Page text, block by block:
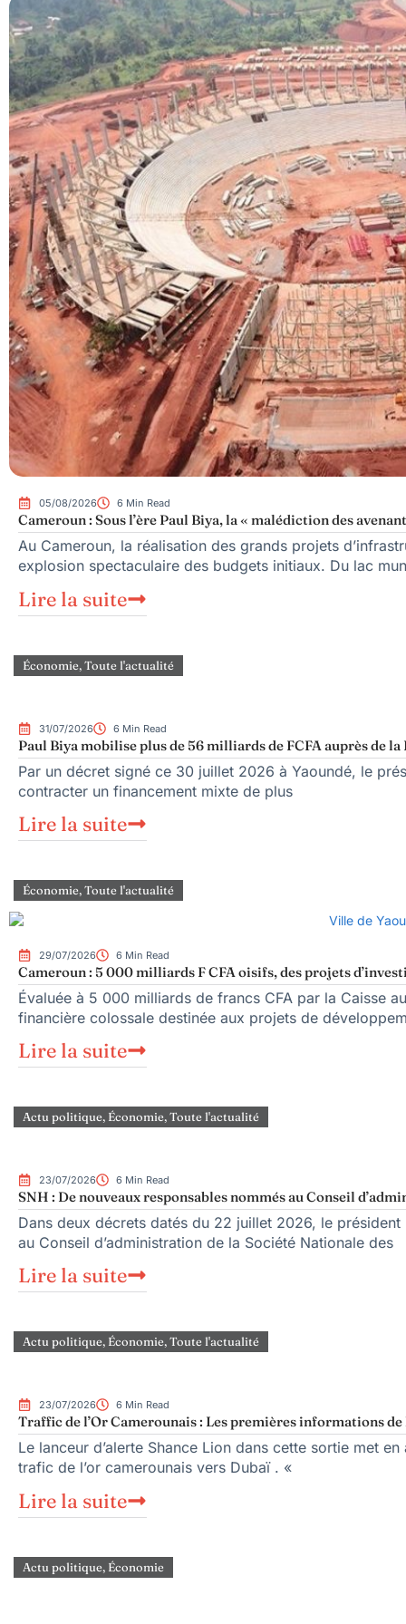
05/08/2026 6 Min Read
Cameroun : Sous l’ère Paul Biya, la « malédiction des
Au Cameroun, la réalisation des grands projets
explosion spectaculaire des budgets initiaux. Du lac
Lire la suite
Économie,Toute l'actualité
31/07/2026 6 Min Read
Paul Biya mobilise plus de 56 milliards de FCFA auprès de
Par un décret signé ce 30 juillet 2026 à Yaoundé, le
contracter un financement mixte de plus
Lire la suite
Économie,Toute l'actualité
29/07/2026 6 Min Read
Cameroun : 5 000 milliards F CFA oisifs, des projets
Évaluée à 5 000 milliards de francs CFA par la Caisse
financière colossale destinée aux projets de
Lire la suite
Actu politique, Économie,Toute l'actualité
23/07/2026 6 Min Read
SNH : De nouveaux responsables nommés au Conseil
Dans deux décrets datés du 22 juillet 2026, le
au Conseil d’administration de la Société Nationale des
Lire la suite
Actu politique, Économie,Toute l'actualité
23/07/2026 6 Min Read
Traffic de l’Or Camerounais : Les premières informations de
Le lanceur d’alerte Shance Lion dans cette sortie met
trafic de l’or camerounais vers Dubaï . «
Lire la suite
Actu politique, Économie